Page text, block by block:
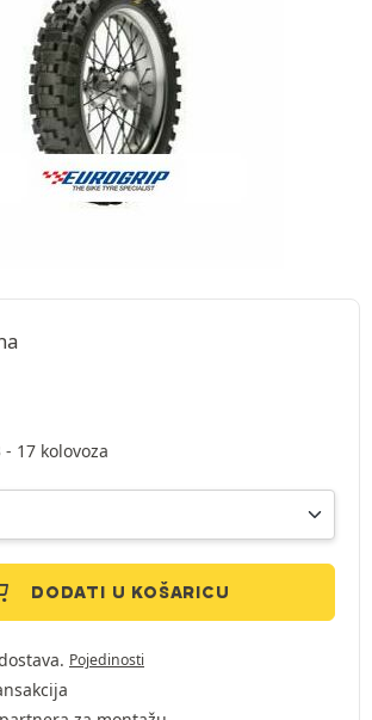
- 17 kolovoza
DODATI U KOŠARICU
Pojedinosti